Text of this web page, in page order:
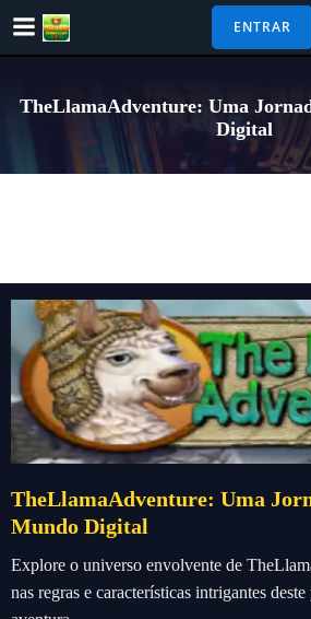
Pular
para
ENTRAR
TheLlamaAdventure: Uma
Digital
TheLlamaAdventure: Uma
Mundo Digital
Explore o universo envolvente de
nas regras e características intrigantes